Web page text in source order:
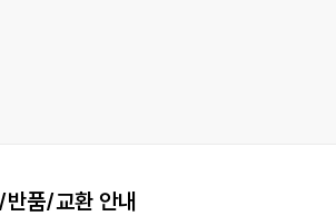
반품/교환 안내